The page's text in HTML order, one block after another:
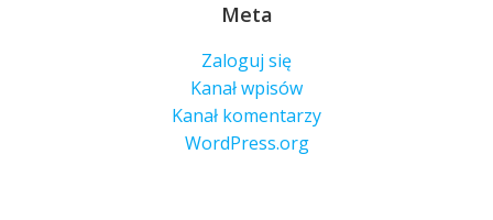
Meta
Zaloguj się
Kanał wpisów
Kanał komentarzy
WordPress.org